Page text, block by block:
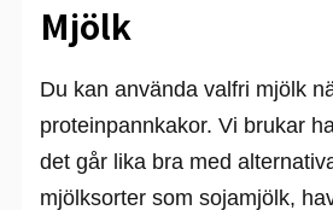
Mjölk
Du kan använda valfri mjölk
proteinpannkakor. Vi brukar
det går lika bra med
mjölksorter som sojamjölk,